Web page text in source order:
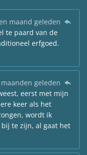
maand geleden
te paard van de
erfgoed.
geleden
eerst met mijn
keer als het
wordt ik
te zijn, al gaat het